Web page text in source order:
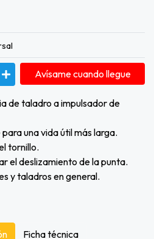
Avísame cuando llegue
de taladro a impulsador de
una vida útil más larga.
tornillo.
el deslizamiento de la punta.
y taladros en general.
Ficha técnica